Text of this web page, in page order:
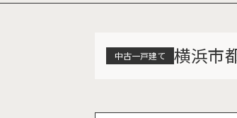
中古一戸建て 横浜市